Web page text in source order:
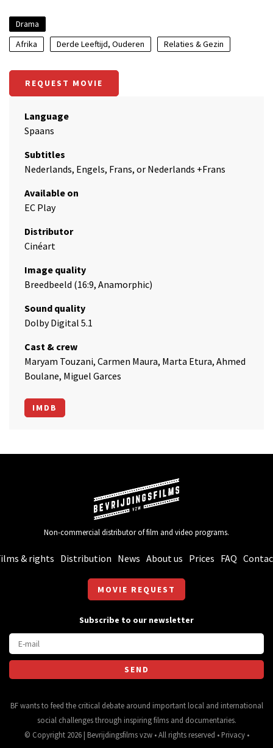
Drama
Afrika
Derde Leeftijd, Ouderen Relaties & Gezin
REQUEST MOVIE
Language
Spaans
Subtitles
Nederlands, Engels, Frans, or Nederlands +Frans
Available on
EC Play
Distributor
Cinéart
Image quality
Breedbeeld (16:9, Anamorphic)
Sound quality
Dolby Digital 5.1
Cast & crew
Maryam Touzani, Carmen Maura, Marta Etura, Ahmed
Boulane, Miguel Garces
IMDB
Non-commercial distributor of film and video programs.
& rights Distribution News About us Prices FAQ
MOVIE REQUEST
Subscribe to our newsletter
BF wants to feed the critical debate around important local and international
social challenges through inspiring films and documentaries.
© Copyright 2026 | Bevrijdingsfilms vzw • All rights reserved • Privacy•